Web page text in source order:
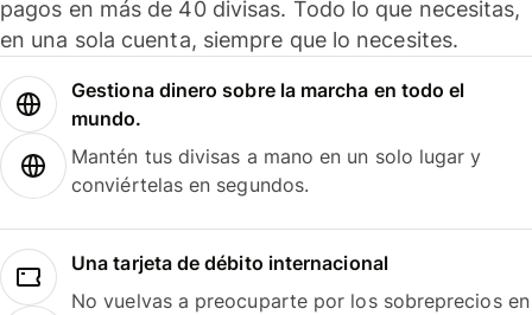
pagos en más de 40 divisas. Todo lo que necesitas,
en una sola cuenta, siempre que lo necesites.
Gestiona dinero sobre la marcha en todo el
mundo.
Mantén tus divisas a mano en un solo lugar y
conviértelas en segundos.
Una tarjeta de débito internacional
No vuelvas a preocuparte por los sobreprecios en